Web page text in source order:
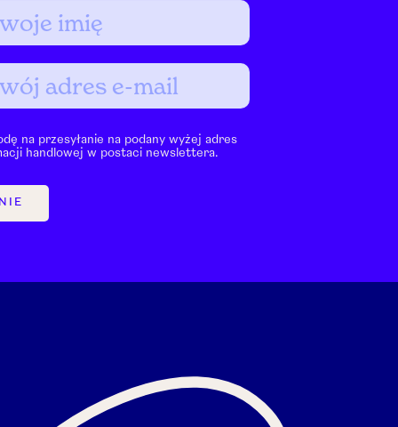
na przesyłanie na podany wyżej adres
handlowej w postaci newslettera.